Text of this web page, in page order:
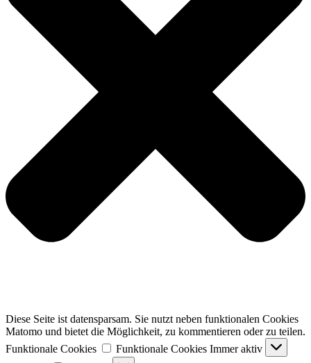
Diese Seite ist datensparsam. Sie nutzt neben funktionalen Cookies
Matomo und bietet die Möglichkeit, zu kommentieren oder zu teilen.
Funktionale Cookies
Funktionale Cookies Immer aktiv